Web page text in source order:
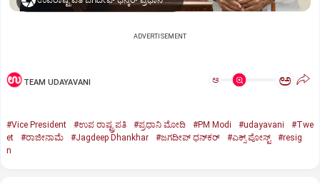
ADVERTISEMENT
TEAM UDAYAVANI ಅ ಅ
#Vice President #ಉಪ ರಾಷ್ಟ್ರಪತಿ #ಪ್ರಧಾನಿ ಮೋದಿ #PM Modi #udayavani
#Twe
et
#ರಾಜೀನಾಮೆ #Jagdeep Dhankhar #ಜಗದೀಪ್‌ ಧನ್‌ಕರ್‌ #ಎಕ್ಸ್‌ ಪೋಸ್ಟ್
#resig
n